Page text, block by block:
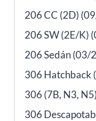
206 CC (2D)
206 SW (2E/K)
206 Sedán (03/
306 Hatchback
306 (7B, N3,
306